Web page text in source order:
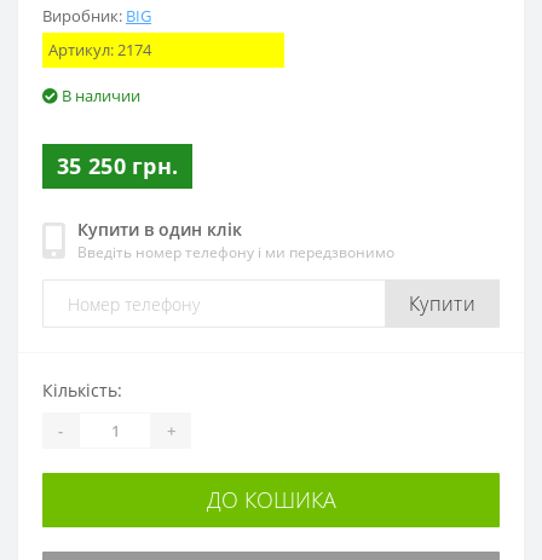
Виробник: BIG
Артикул:2174
В наличии
35 250 грн.
Купити в один клік
Введіть номер телефону і ми передзвонимо
Купити
Кількість:
- +
ДО КОШИКА